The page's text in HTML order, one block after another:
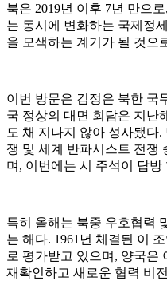
북은 2019년 이후 7년 만으
는 동시에 변화하는 국제정
을 모색하는 계기가 될 것으
이번 방문은 김정은 북한 국
국 정상의 대면 회담은 지난
도 채 지나지 않아 성사됐다
쟁 및 세계 반파시스트 전쟁
며, 이번에는 시 주석이 답
특히 올해는 북중 우호협력
는 해다. 1961년 체결된 이
로 평가받고 있으며, 양국은
재확인하고 새로운 협력 비